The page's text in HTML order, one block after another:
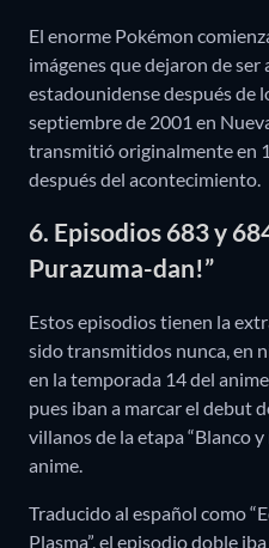
El enorme Pokémon
imágenes que dejaron de
estadounidense después de
septiembre de 2001 en
transmitió originalmente en
después del acontecimiento.
6. Episodios 683 y
Purazuma-dan!”
Estos episodios tienen la
sido transmitidos nunca, en
en la temporada 14 del
pues iban a marcar el debut
villanos de la etapa “Blanco
anime.
Traducido al español como
Plasma”, el episodio doble